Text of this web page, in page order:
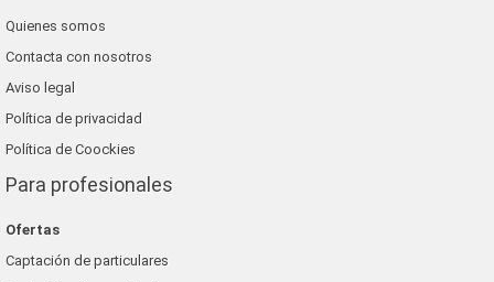
Quienes somos
Contacta con nosotros
Aviso legal
Política de privacidad
Política de Coockies
Para profesionales
Ofertas
Captación de particulares